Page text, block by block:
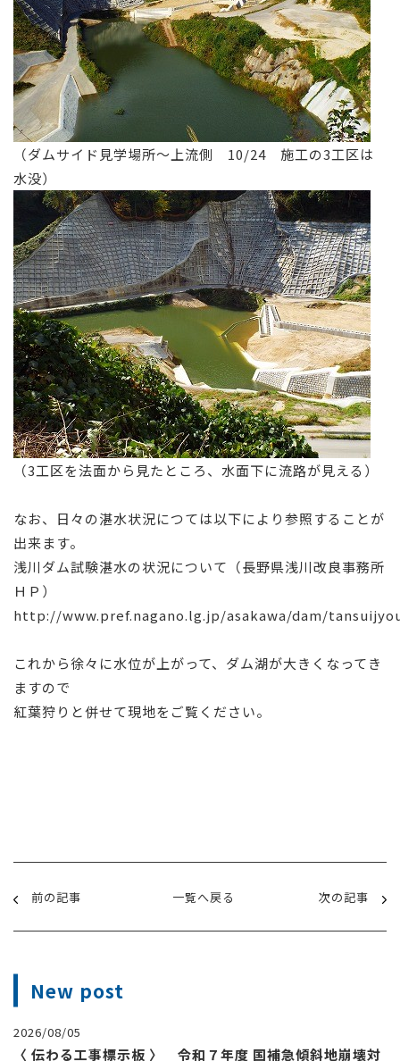
（ダムサイド見学場所～上流側 10/24 施工の3工区は
水没）
（3工区を法面から見たところ、水面下に流路が見える）
なお、日々の湛水状況につては以下により参照することが
出来ます。
浅川ダム試験湛水の状況について（長野県浅川改良事務所
ＨＰ）
http://www.pref.nagano.lg.jp/asakawa/dam/
これから徐々に水位が上がって、ダム湖が大きくなってき
ますので
紅葉狩りと併せて現地をご覧ください。
前の記事 一覧へ戻る 次の記事
New post
2026/08/05
〈 伝わる工事標示板 〉 令和７年度 国補急傾斜地崩壊対